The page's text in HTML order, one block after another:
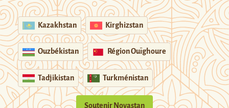
Kazakhstan Kirghizstan
Ouzbékistan Région Ouïghoure
Tadjikistan Turkménistan
Soutenir Novastan